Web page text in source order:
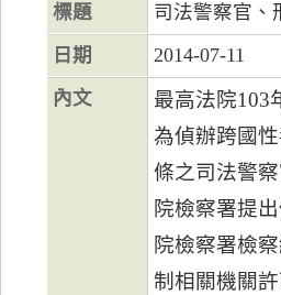
標題
司法警察官、
日期
2014-07-11
內文
最高法院103
為偵辦跨國
條之司法警
院檢察署提
院檢察署檢
制相關機關